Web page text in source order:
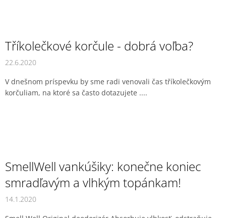
Tříkolečkové korčule - dobrá voľba?
22.6.2020
V dnešnom príspevku by sme radi venovali čas tříkolečkovým
korčuliam, na ktoré sa často dotazujete ....
SmellWell vankúšiky: konečne koniec
smradľavým a vlhkým topánkam!
14.1.2020